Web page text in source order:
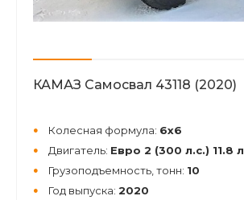
КАМАЗ Самосвал 43118 (2020)
Колесная формула: 6х6
Двигатель: Евро 2 (300 л.с.) 11.8 л
Грузоподъемность, тонн: 10
Год выпуска: 2020